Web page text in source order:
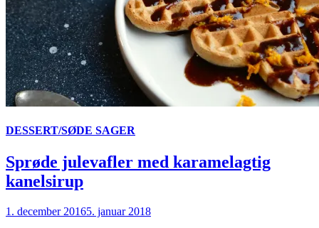
DESSERT/SØDE SAGER
Sprøde julevafler med karamelagtig
kanelsirup
1. december 20165. januar 2018